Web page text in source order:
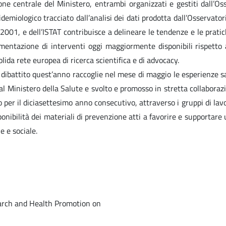
centrale del Ministero, entrambi organizzati e gestiti
tracciato dall’analisi dei dati prodotta
e dell’ISTAT contribuisce a delineare le tendenze e le
di interventi oggi maggiormente disponibili
rete europea di ricerca scientifica e di advocacy.
quest’anno raccoglie nel mese di maggio le
della Salute e svolto e promosso in stretta
il diciasettesimo anno consecutivo, attraverso i gruppi di
dei materiali di prevenzione atti a favorire e
e sociale.
and Health Promotion on